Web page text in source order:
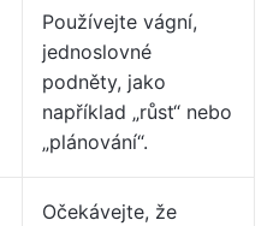
Používejte vágní,
jednoslovné
podněty, jako
například „růst“ nebo
„plánování“.
Očekávejte, že